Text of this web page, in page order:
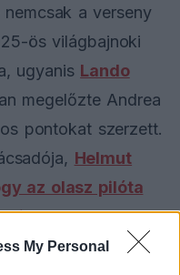
My Personal
a verseny
ös világbajnoki
ugyanis Lando
megelőzte Andrea
pontokat szerzett.
Helmut
az olasz pilóta
britet– ez a
indított el a